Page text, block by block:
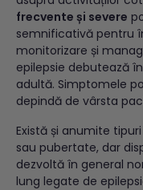
frecvente și severe
semnificativă pentru
monitorizare și
epilepsie debutează
adultă. Simptomele
depindă de vârsta
Există și anumite
sau pubertate, dar
dezvoltă în general
lung legate de